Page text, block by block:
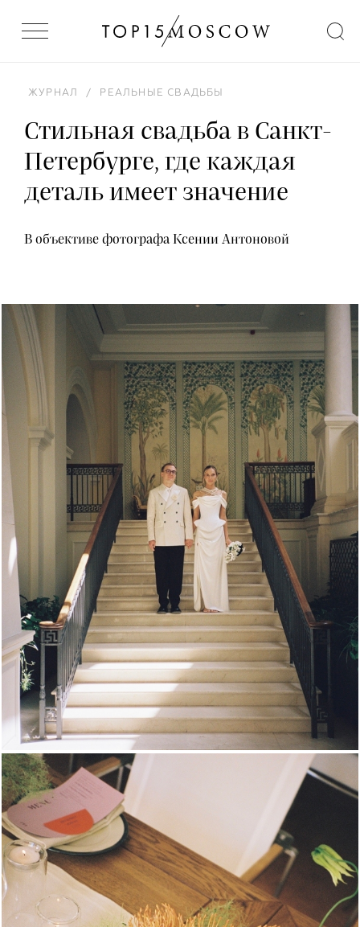
ЖУРНАЛ / РЕАЛЬНЫЕ СВАДЬБЫ
Стильная свадьба в Санкт-
Петербурге, где каждая
деталь имеет значение
В объективе фотографа Ксении Антоновой